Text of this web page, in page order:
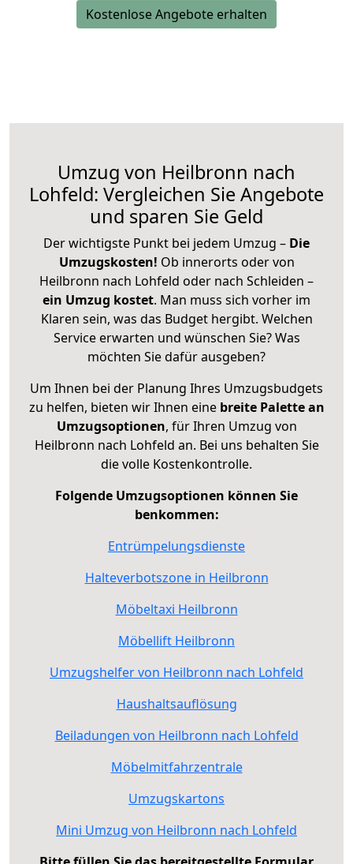
Kostenlose Angebote erhalten
Umzug von Heilbronn nach
Lohfeld: Vergleichen Sie Angebote
und sparen Sie Geld
Der wichtigste Punkt bei jedem Umzug – Die
Umzugskosten! Ob innerorts oder von
Heilbronn nach Lohfeld oder nach Schleiden –
ein Umzug kostet. Man muss sich vorher im
Klaren sein, was das Budget hergibt. Welchen
Service erwarten und wünschen Sie? Was
möchten Sie dafür ausgeben?
Um Ihnen bei der Planung Ihres Umzugsbudgets
zu helfen, bieten wir Ihnen eine breite Palette an
Umzugsoptionen, für Ihren Umzug von
Heilbronn nach Lohfeld an. Bei uns behalten Sie
die volle Kostenkontrolle.
Folgende Umzugsoptionen können Sie
benkommen:
Entrümpelungsdienste
Halteverbotszone in Heilbronn
Möbeltaxi Heilbronn
Möbellift Heilbronn
Umzugshelfer von Heilbronn nach Lohfeld
Haushaltsauflösung
Beiladungen von Heilbronn nach Lohfeld
Möbelmitfahrzentrale
Umzugskartons
Mini Umzug von Heilbronn nach Lohfeld